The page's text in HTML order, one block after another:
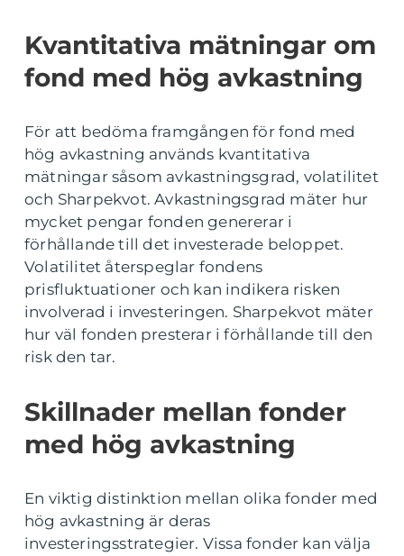
Kvantitativa mätningar om
fond med hög avkastning
För att bedöma framgången för fond med
hög avkastning används kvantitativa
mätningar såsom avkastningsgrad, volatilitet
och Sharpekvot. Avkastningsgrad mäter hur
mycket pengar fonden genererar i
förhållande till det investerade beloppet.
Volatilitet återspeglar fondens
prisfluktuationer och kan indikera risken
involverad i investeringen. Sharpekvot mäter
hur väl fonden presterar i förhållande till den
risk den tar.
Skillnader mellan fonder
med hög avkastning
En viktig distinktion mellan olika fonder med
hög avkastning är deras
investeringsstrategier. Vissa fonder kan välja